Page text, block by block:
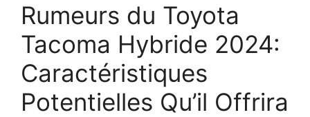
Rumeurs du Toyota
Tacoma Hybride 2024:
Caractéristiques
Potentielles Qu’il Offrira